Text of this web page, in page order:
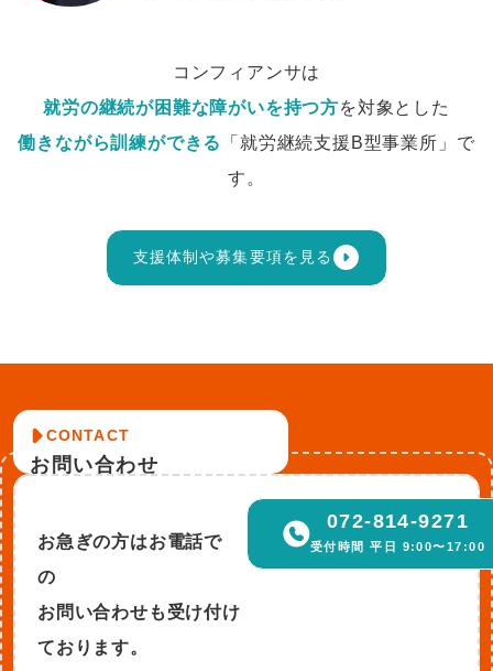
コンフィアンサは
就労の継続が困難な障がいを持つ方を対象とした
働きながら訓練ができる
「就労継続支援B型事業所」で
す。
支援体制や募集要項を見る
CONTACT
お問い合わせ
お急ぎの方はお電話で
の
お問い合わせも受け付け
ております。
072-814-9271
受付時間 平日 9:00〜17:00